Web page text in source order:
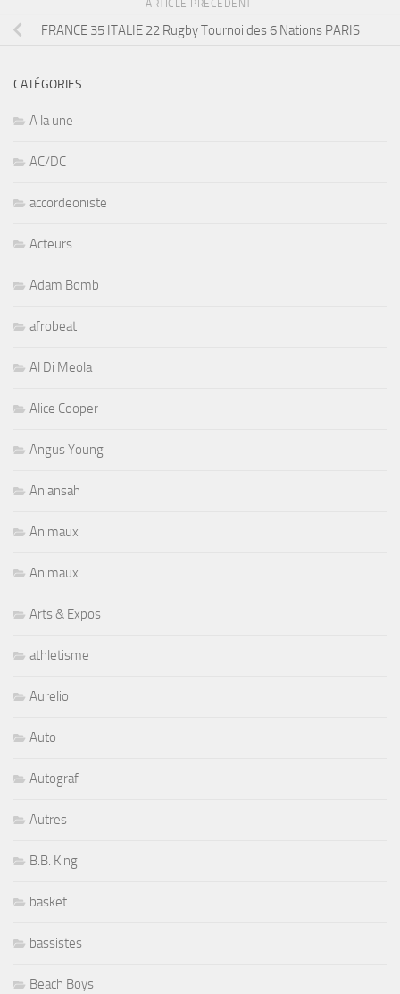
ARTICLE PRÉCÉDENT
FRANCE 35 ITALIE 22 Rugby Tournoi des 6 Nations PARIS
CATÉGORIES
A la une
AC/DC
accordeoniste
Acteurs
Adam Bomb
afrobeat
Al Di Meola
Alice Cooper
Angus Young
Aniansah
Animaux
Animaux
Arts & Expos
athletisme
Aurelio
Auto
Autograf
Autres
B.B. King
basket
bassistes
Beach Boys